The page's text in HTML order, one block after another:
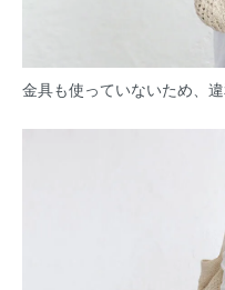
金具も使っていないため、